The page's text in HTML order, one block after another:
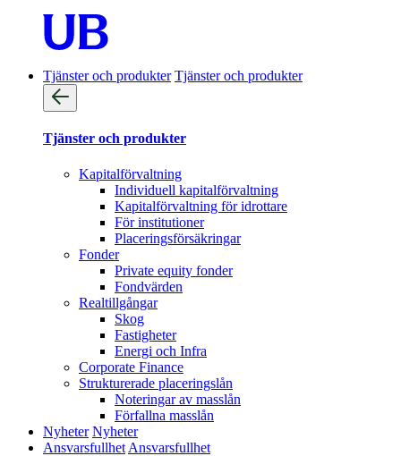
Tjänster och produkter Tjänster och produkter
Tjänster och produkter
Kapitalförvaltning
Individuell kapitalförvaltning
Kapitalförvaltning för idrottare
För institutioner
Placeringsförsäkringar
Fonder
Private equity fonder
Fondvärden
Realtillgångar
Skog
Fastigheter
Energi och Infra
Corporate Finance
Strukturerade placeringslån
Noteringar av masslån
Förfallna masslån
Nyheter Nyheter
Ansvarsfullhet Ansvarsfullhet